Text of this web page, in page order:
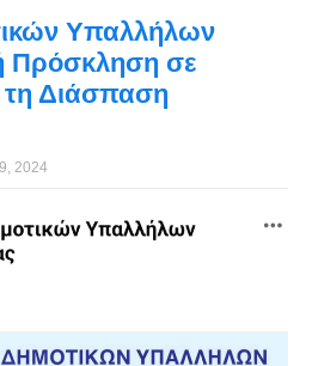
Υπαλλήλων
Πρόσκληση σε
τη Διάσπαση
2024